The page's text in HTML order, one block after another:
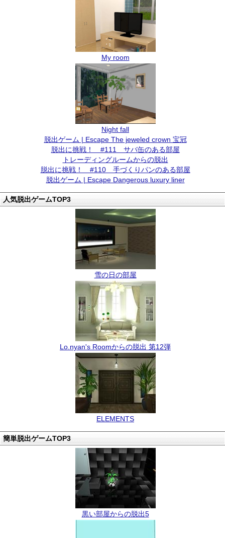
My room
Night fall
脱出ゲーム | Escape The jeweled crown 宝冠
脱出に挑戦！ #111 サバ缶のある部屋
トレーディングルームからの脱出
脱出に挑戦！ #110 手づくりパンのある部屋
脱出ゲーム | Escape Dangerous luxury liner
人気脱出ゲームTOP3
雪の日の部屋
Lo.nyan's Roomからの脱出 第12弾
ELEMENTS
簡単脱出ゲームTOP3
黒い部屋からの脱出5